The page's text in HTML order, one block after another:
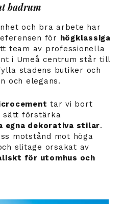
badrum
och bra arbete har
för
högklassiga
team av professionella
i Umeå centrum står till
stadens butiker och
och elegans.
tar vi bort
sätt förstärka
egna dekorativa stilar.
motstånd mot höga
slitage orsakat av
för utomhus och